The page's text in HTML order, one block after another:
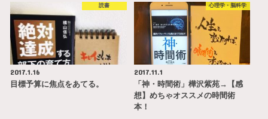
読書
2017.1.16
目標予算に焦点をあてる。
心理学・脳科学
2017.11.1
「神・時間術」樺沢紫苑→【感
想】めちゃオススメの時間術
本！